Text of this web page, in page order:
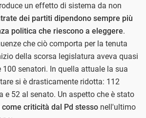
un effetto di sistema da non
dei partiti dipendono sempre più
politica che riescono a eleggere.
che ciò comporta per la tenuta
della scorsa legislatura aveva quasi
senatori. In quella attuale la sua
si è drasticamente ridotta: 112
e 52 al senato. Un aspetto che è stato
criticità dal Pd stesso nell'ultimo